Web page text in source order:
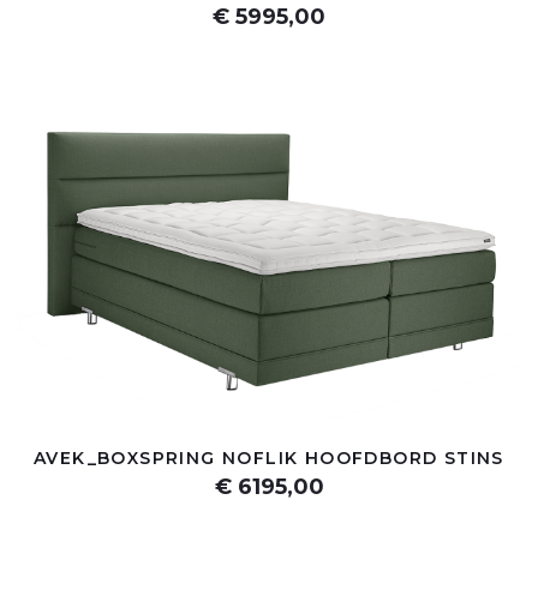
€ 5995,00
AVEK_BOXSPRING NOFLIK HOOFDBORD STINS
€ 6195,00